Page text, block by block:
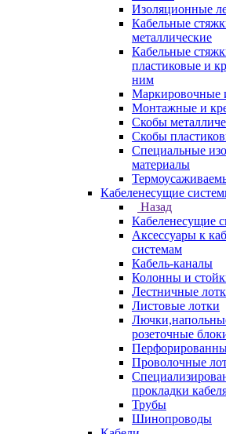
Изоляционные
Кабельные
металлические
Кабельные
пластиковые и
ним
Маркировочные
Монтажные и
Скобы
Скобы
Специальные
материалы
Кабеленесущие
Назад
Кабеленесущие
Аксессуары к
системам
Кабель-каналы
Колонны и
Лестничные
Листовые лотки
розеточные
Проволочные
прокладки
Трубы
Шинопроводы